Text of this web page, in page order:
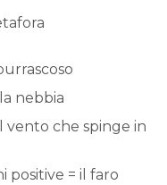
nebbia
vento che spinge in
positive = il faro